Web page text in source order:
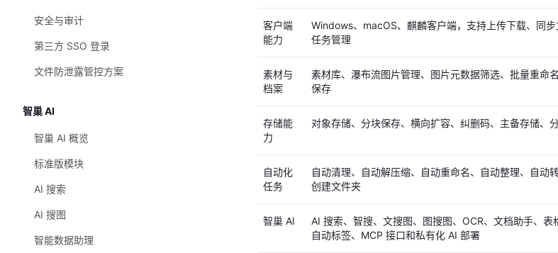
安全与审计
第三方 SSO 登录
文件防泄露管控方案
智巢 AI
智巢 AI 概览
标准版模块
AI 搜索
AI 搜图
智能数据助理
客户端
能力
Windows、macOS、麒麟客户端，支持上传下载、同步
任务管理
素材与
档案
素材库、瀑布流图片管理、图片元数据筛选、批量重命
保存
存储能
力
对象存储、分块保存、横向扩容、纠删码、主备存储、
自动化
任务
自动清理、自动解压缩、自动重命名、自动整理、自动
创建文件夹
智巢 AI
AI 搜索、智搜、文搜图、图搜图、OCR、文档助手、表
自动标签、MCP 接口和私有化 AI 部署